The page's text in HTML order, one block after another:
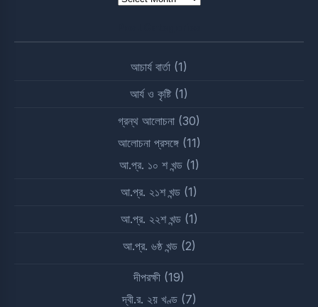
আচার্য বার্তা (1)
আর্য ও কৃষ্টি(1)
গ্রন্থ আলোচনা (30)
আলোচনা প্রসঙ্গে(11)
আ.প্র. ১০ শ খন্ড(1)
আ.প্র. ২১শ খন্ড (1)
আ.প্র. ২২শ খন্ড(1)
আ.প্র. ৬ষ্ঠ খন্ড(2)
দীপরক্ষী (19)
দ্বী.র. ২য় খণ্ড(7)